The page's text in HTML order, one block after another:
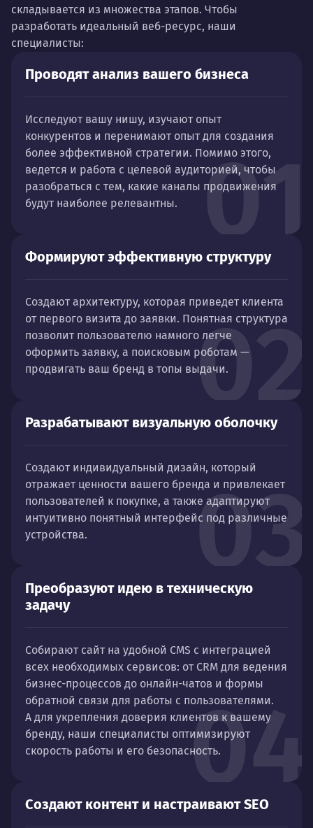
складывается из множества этапов. Чтобы
разработать идеальный веб-ресурс, наши
специалисты:
01
Проводят анализ вашего бизнеса
Исследуют вашу нишу, изучают опыт
конкурентов и перенимают опыт для создания
более эффективной стратегии. Помимо этого,
ведется и работа с целевой аудиторией, чтобы
разобраться с тем, какие каналы продвижения
будут наиболее релевантны.
02
Формируют эффективную структуру
Создают архитектуру, которая приведет клиента
от первого визита до заявки. Понятная структура
позволит пользователю намного легче
оформить заявку, а поисковым роботам —
продвигать ваш бренд в топы выдачи.
03
Разрабатывают визуальную оболочку
Создают индивидуальный дизайн, который
отражает ценности вашего бренда и привлекает
пользователей к покупке, а также адаптируют
интуитивно понятный интерфейс под различные
устройства.
04
Преобразуют идею в техническую
задачу
Собирают сайт на удобной CMS с интеграцией
всех необходимых сервисов: от CRM для ведения
бизнес-процессов до онлайн-чатов и формы
обратной связи для работы с пользователями.
А для укрепления доверия клиентов к вашему
бренду, наши специалисты оптимизируют
скорость работы и его безопасность.
Создают контент и настраивают SEO